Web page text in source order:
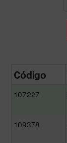
Código
107227
109378